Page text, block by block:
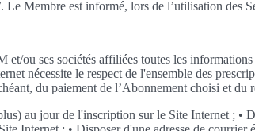
Le Membre est informé, lors de l’utilisation
ou ses sociétés affiliées toutes les
nécessite le respect de l'ensemble des
du paiement de l’Abonnement choisi et du
au jour de l'inscription sur le Site Internet ;